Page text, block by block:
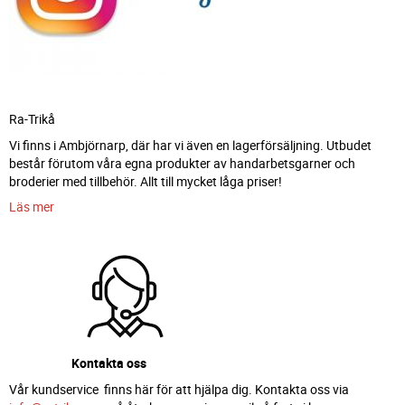
Ra-Trikå
Vi finns i Ambjörnarp, där har vi även en lagerförsäljning. Utbudet
består förutom våra egna produkter av handarbetsgarner och
broderier med tillbehör. Allt till mycket låga priser!
Läs mer
Kontakta oss
Vår kundservice finns här för att hjälpa dig. Kontakta oss via